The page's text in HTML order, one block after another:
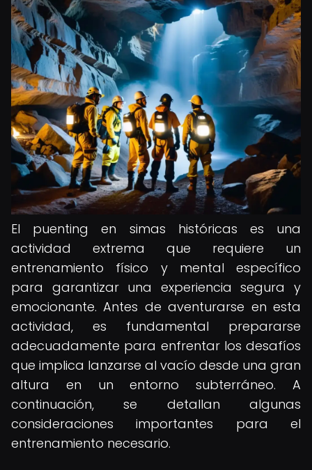
El puenting en simas históricas es una
actividad extrema que requiere un
entrenamiento físico y mental específico
para garantizar una experiencia segura y
emocionante. Antes de aventurarse en esta
actividad, es fundamental prepararse
adecuadamente para enfrentar los desafíos
que implica lanzarse al vacío desde una gran
altura en un entorno subterráneo. A
continuación, se detallan algunas
consideraciones importantes para el
entrenamiento necesario.